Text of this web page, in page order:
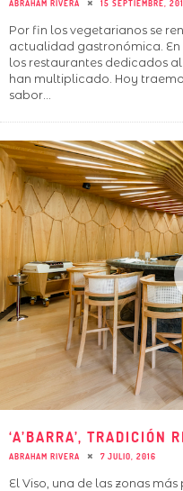
ABRAHAM RIVERA 15 SEPTIEMBRE,
Por fin los vegetarianos se
actualidad gastronómica.
los restaurantes dedicados
han multiplicado. Hoy
sabor
‘A’BARRA’, TRADICIÓN
ABRAHAM RIVERA 7 JULIO, 2016
El Viso, una de las zonas